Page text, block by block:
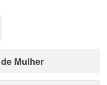
Mulher